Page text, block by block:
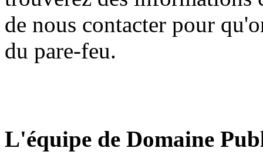
de nous contacter pour
du pare-feu.
L'équipe de Domaine